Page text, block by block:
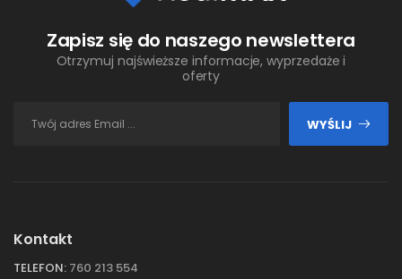
Zapisz się do naszego newslettera
Otrzymuj najświeższe informacje, wyprzedaże i
oferty
WYŚLIJ
Kontakt
TELEFON: 760 213 554